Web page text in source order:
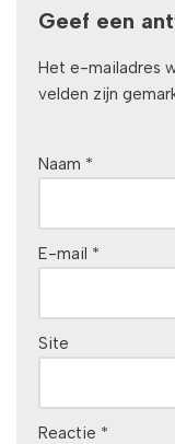
Geef een
Het e-mailadres
velden zijn
Naam *
E-mail *
Site
Reactie *